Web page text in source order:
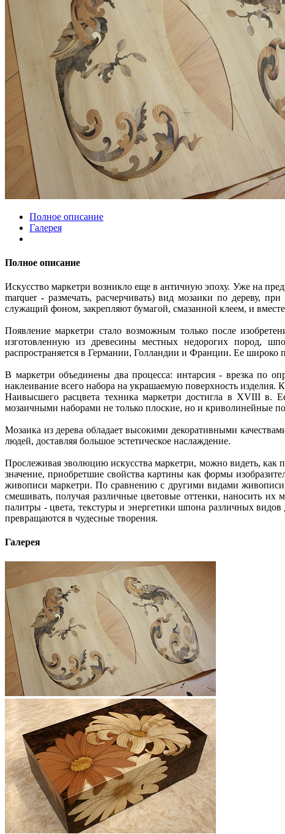
Полное описание
Галерея
Полное описание
Искусство маркетри возникло еще в античную эпоху. Уже на
marquer - размечать, расчерчивать) вид мозаики по дереву,
служащий фоном, закрепляют бумагой, смазанной клеем, и
Появление маркетри стало возможным только после
изготовленную из древесины местных недорогих пород,
распространяется в Германии, Голландии и Франции. Ее широко
В маркетри объединены два процесса: интарсия - врезка по
наклеивание всего набора на украшаемую поверхность
Наивысшего расцвета техника маркетри достигла в XVIII в.
мозаичными наборами не только плоские, но и криволинейные
Мозаика из дерева обладает высокими декоративными
людей, доставляя большое эстетическое наслаждение.
Прослеживая эволюцию искусства маркетри, можно видеть, как
значение, приобретшие свойства картины как формы
живописи маркетри. По сравнению с другими видами
смешивать, получая различные цветовые оттенки, наносить их
палитры - цвета, текстуры и энергетики шпона различных
превращаются в чудесные творения.
Галерея